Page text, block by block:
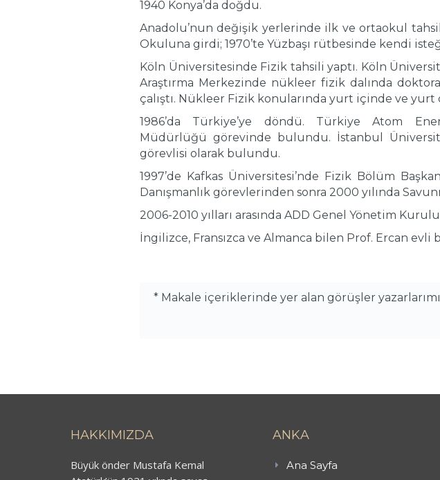
1940 Konya’da doğdu.
Anadolu’nun değişik yerlerinde ilk ve ortaokul
Okuluna girdi; 1970’te Yüzbaşı rütbesinde kendi
Köln Üniversitesinde Fizik tahsili yaptı. Köln
Araştırma Merkezinde nükleer fizik dalında
çalıştı. Nükleer Fizik konularında yurt içinde ve yurt
1986’da Türkiye’ye döndü. Türkiye Atom
Müdürlüğü görevinde bulundu. İstanbul
görevlisi olarak bulundu.
1997’de Kafkas Üniversitesi’nde Fizik Bölüm
Danışmanlık görevlerinden sonra 2000 yılında
2006-2010 yılları arasında ADD Genel Yönetim
İngilizce, Fransızca ve Almanca bilen Prof. Ercan evli
* Makale içeriklerinde yer alan görüşler
HAKKIMIZDA
Büyük önder Mustafa Kemal
ANKA
Ana Sayfa